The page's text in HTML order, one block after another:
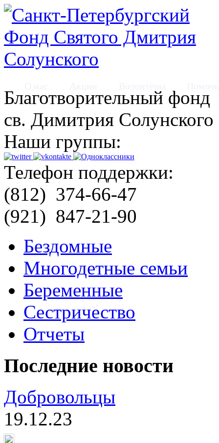
Благотворительный фонд
св. Димитрия Солунского
Наши группы:
Телефон поддержки:
(812) 374-66-47
(921) 847-21-90
Бездомные
Многодетные семьи
Беременные
Сестричество
Отчеты
Последние новости
Добровольцы
19.12.23